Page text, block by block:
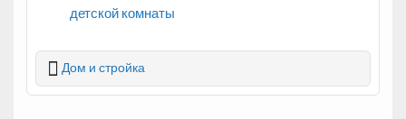
детской комнаты
Дом и стройка